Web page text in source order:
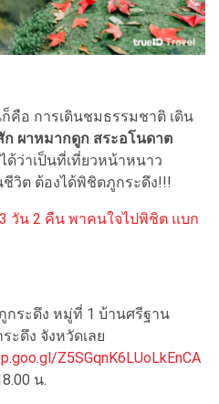
อ การเดินชมธรรมชาติ เดิน
ก ผาหมากดูก สระอโนดาต
ด้ว่าเป็นที่เที่ยวหน้าหนาว
วิต ต้องได้พิชิตภูกระดึง!!!
วัน 2 คืน พาคนใจไปพิชิต แบก
กระดึง หมู่ที่ 1 บ้านศรีฐาน
ะดึง จังหวัดเลย
Z5SGqnK6LUoLkEnCA
น.